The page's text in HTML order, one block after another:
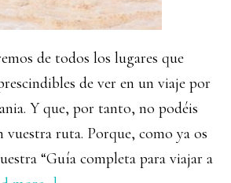
de todos los lugares que
de ver en un viaje por
Y que, por tanto, no podéis
vuestra ruta. Porque, como ya os
“Guía completa para viajar a